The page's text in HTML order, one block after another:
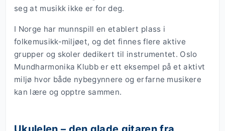
seg at musikk ikke er for deg.
I Norge har munnspill en etablert plass i
folkemusikk-miljøet, og det finnes flere aktive
grupper og skoler dedikert til instrumentet. Oslo
Mundharmonika Klubb er ett eksempel på et aktivt
miljø hvor både nybegynnere og erfarne musikere
kan lære og opptre sammen.